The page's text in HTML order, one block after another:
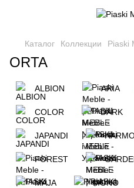
Каталог Коллекции Piaski
ORTA
ALBION ARIA
COLOR DARK
JAPANDI
FOREST
MAJA MONO